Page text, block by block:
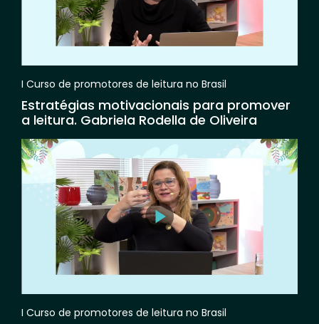
I Curso de promotores de leitura no Brasil
Estratégias motivacionais para promover
a leitura. Gabriela Rodella de Oliveira
I Curso de promotores de leitura no Brasil